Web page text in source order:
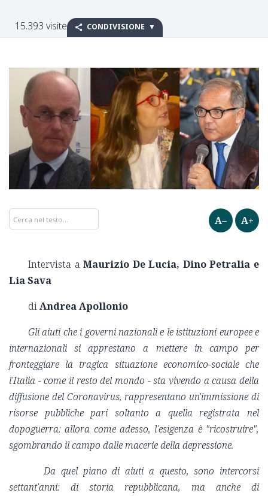
15.393 visite CONDIVISIONE
A– A+
Intervista aMaurizio De Lucia, Dino Petralia e
Lia Sava
diAndrea Apollonio
Gli aiuti che i governi nazionali e le istituzioni europee e
internazionali si apprestano a mettere in campo per
fronteggiare la tragica situazione economico-sociale che
l'Italia - come il resto del mondo - sta vivendo a causa della
diffusione del Coronavirus, rappresentano un'immissione di
risorse pubbliche pari soltanto a quella registrata nel
dopoguerra: allora come adesso, l'esigenza è "ricostruire",
sgombrando il campo dalle macerie della depressione.
Da quel piano di aiuti a questo, sono intercorsi
settant'anni: di storia repubblicana, ma anche di